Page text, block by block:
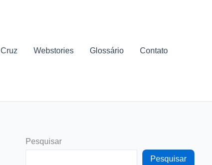
Webstories Glossário Contato
Pesquisar
Pesquisar